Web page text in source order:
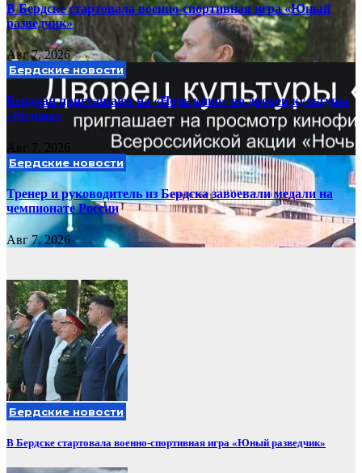
В Бердске стартовала военно-спортивная игра «Юный
разведчик»
Авг 7, 2026
Бердские новости
Бердчан приглашают на «Ночь кино» во дворец культуры
«Родина»
Авг 7, 2026
Бердские новости
Тренер и руководитель из Бердска завоевали медали на
чемпионате России
Авг 7, 2026
Бердские новости
В Бердске стартовала военно-спортивная игра «Юный разведчик»